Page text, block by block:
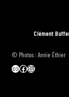
Clément
© Photos : Annie Éthier
LienFacebook
Instagram